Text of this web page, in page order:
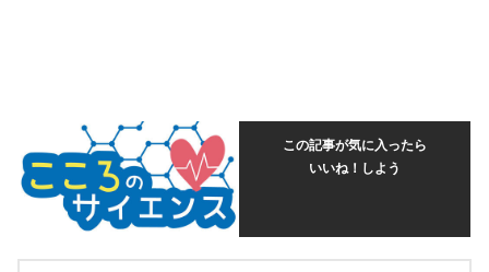
この記事が気に入ったら
いいね！しよう